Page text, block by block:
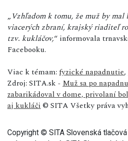
„Vzhľadom k tomu, že muž by
viacerých zbraní, krajský riaditeľ
tzv. kukláčov,“ informovala
Facebooku.
Viac k témam: fyzické napadnutie,
Zdroj: SITA.sk - Muž sa po
zabarikádoval v dome, privolaní
aj kukláči© SITA Všetky práva
Copyright © SITA Slovenská